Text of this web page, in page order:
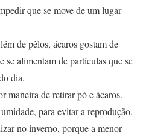
que se move de um lugar
de pêlos, ácaros gostam de
se alimentam de partículas que se
dia.
maneira de retirar pó e ácaros.
para evitar a reprodução.
no inverno, porque a menor